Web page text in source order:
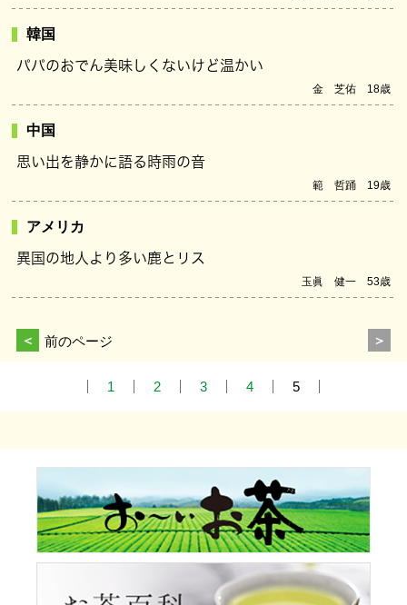
韓国
パパのおでん美味しくないけど温かい
金 芝佑 18歳
中国
思い出を静かに語る時雨の音
範 哲踊 19歳
アメリカ
異国の地人より多い鹿とリス
玉眞 健一 53歳
＜ 前のページ
1 2 3 4 5
＞